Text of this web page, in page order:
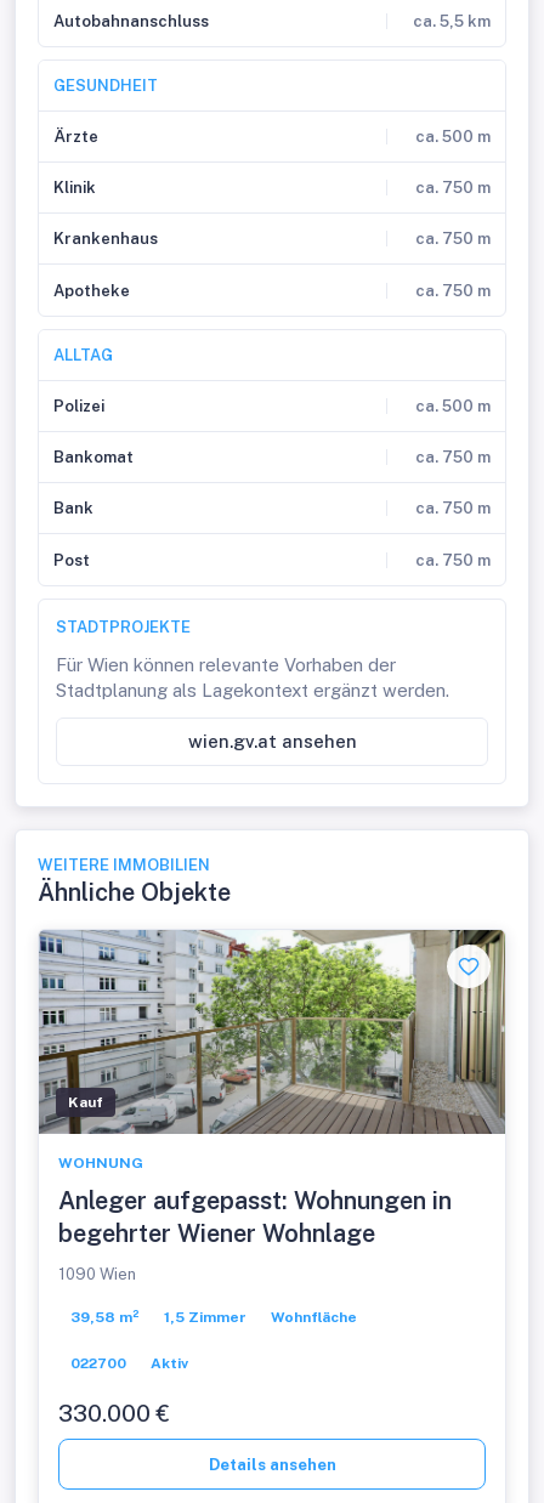
Autobahnanschluss ca. 5,5 km
GESUNDHEIT
Ärzte ca. 500 m
Klinik ca. 750 m
Krankenhaus ca. 750 m
Apotheke ca. 750 m
ALLTAG
Polizei ca. 500 m
Bankomat ca. 750 m
Bank ca. 750 m
Post ca. 750 m
STADTPROJEKTE
Für Wien können relevante Vorhaben der
Stadtplanung als Lagekontext ergänzt werden.
wien.gv.at ansehen
WEITERE IMMOBILIEN
Ähnliche Objekte
Kauf
WOHNUNG
Anleger aufgepasst: Wohnungen in
begehrter Wiener Wohnlage
1090 Wien
39,58 m² 1,5 Zimmer Wohnfläche
022700 Aktiv
330.000 €
Details ansehen